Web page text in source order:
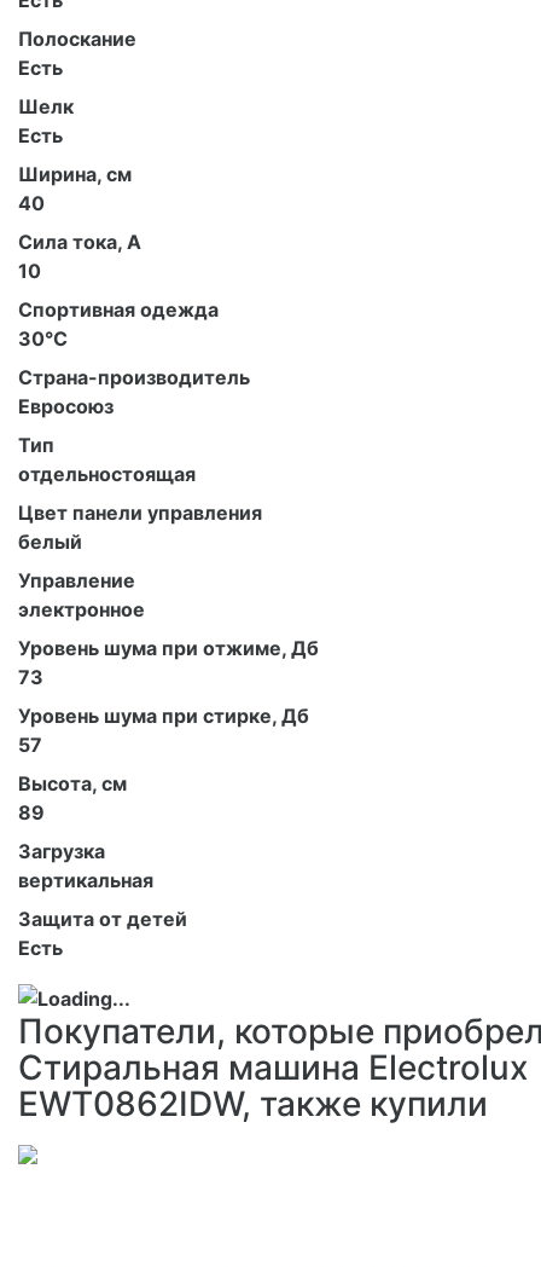
Полоскание
Есть
Шелк
Есть
Ширина, см
40
Сила тока, А
10
Спортивная одежда
30°C
Страна-производитель
Евросоюз
Тип
отдельностоящая
Цвет панели управления
белый
Управление
электронное
Уровень шума при отжиме, Дб
73
Уровень шума при стирке, Дб
57
Высота, см
89
Загрузка
вертикальная
Защита от детей
Есть
Покупатели, которые
Стиральная машина Electrolux
EWT0862IDW, также купили